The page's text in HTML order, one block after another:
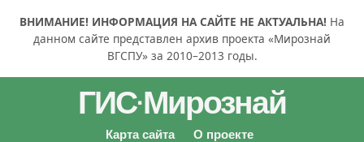
ВНИМАНИЕ! ИНФОРМАЦИЯ НА САЙТЕ НЕ АКТУАЛЬНА! На
данном сайте представлен архив проекта «Мирознай
ВГСПУ» за 2010–2013 годы.
ГИС·Мирознай
Карта сайта О проекте